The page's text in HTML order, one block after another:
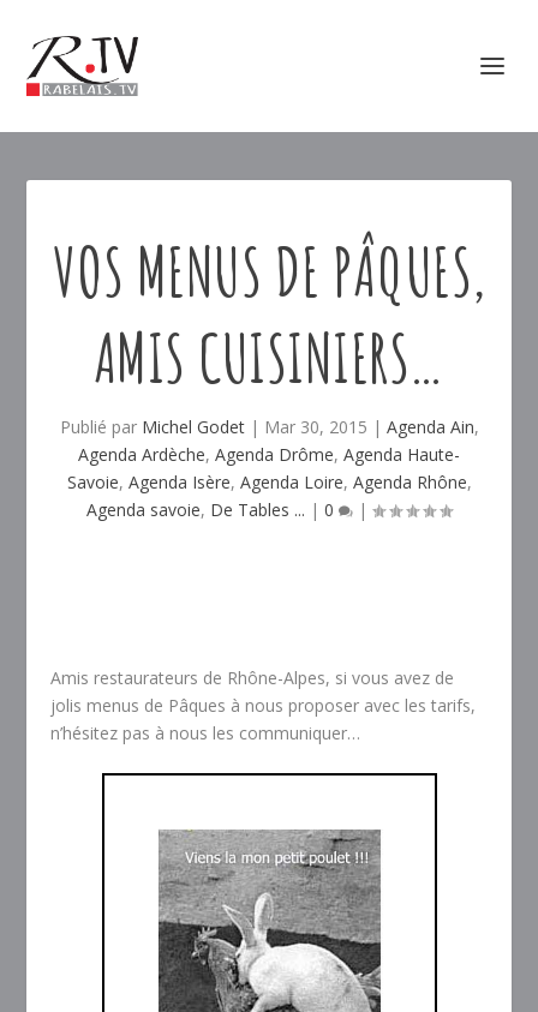
VOS MENUS DE PÂQUES,
AMIS CUISINIERS…
Publié par Michel Godet| Mar 30, 2015 | Agenda Ain,
Agenda Ardèche, Agenda Drôme, Agenda Haute-
Savoie, Agenda Isère, Agenda Loire, Agenda Rhône,
Agenda savoie, De Tables ... | 0 |
Amis restaurateurs de Rhône-Alpes, si vous avez de
jolis menus de Pâques à nous proposer avec les tarifs,
n’hésitez pas à nous les communiquer…